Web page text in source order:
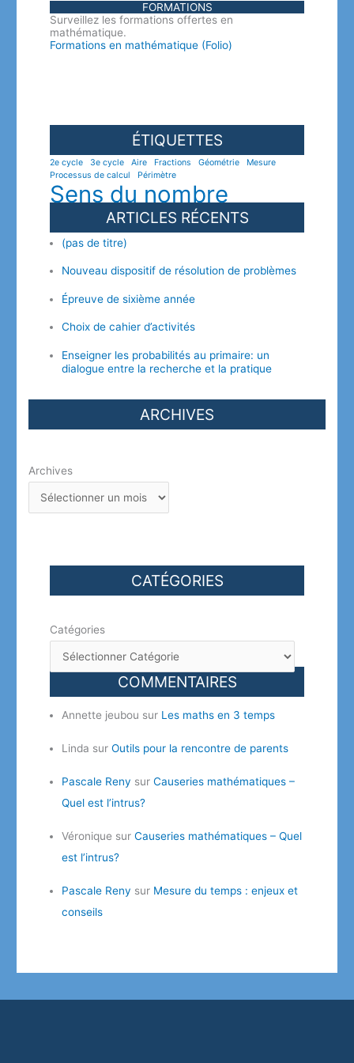
FORMATIONS
Surveillez les formations offertes en
mathématique.
Formations en mathématique (Folio)
ÉTIQUETTES
2e cycle 3e cycle Aire Fractions Géométrie
Mesure
Processus de calcul
Périmètre
Sens du nombre
ARTICLES RÉCENTS
(pas de titre)
Nouveau dispositif de résolution de problèmes
Épreuve de sixième année
Choix de cahier d’activités
Enseigner les probabilités au primaire: un
dialogue entre la recherche et la pratique
ARCHIVES
Archives
CATÉGORIES
Catégories
COMMENTAIRES
Annette jeubou sur Les maths en 3 temps
Linda surOutils pour la rencontre de parents
Pascale Reny surCauseries mathématiques –
Quel est l’intrus?
Véronique surCauseries mathématiques – Quel
est l’intrus?
Pascale Reny sur Mesure du temps : enjeux et
conseils